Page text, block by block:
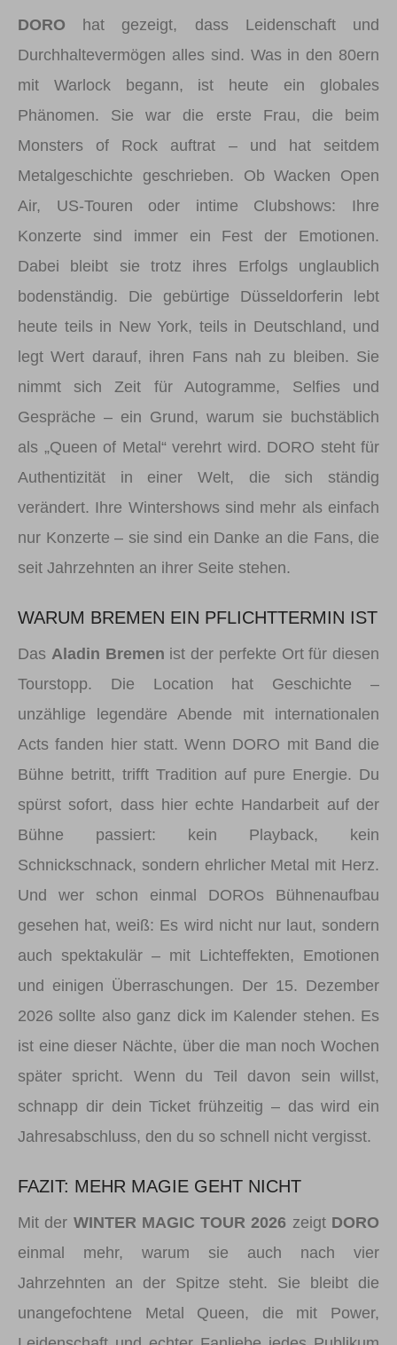
DORO hat gezeigt, dass Leidenschaft und
Durchhaltevermögen alles sind. Was in den 80ern
mit Warlock begann, ist heute ein globales
Phänomen. Sie war die erste Frau, die beim
Monsters of Rock auftrat – und hat seitdem
Metalgeschichte geschrieben. Ob Wacken Open
Air, US-Touren oder intime Clubshows: Ihre
Konzerte sind immer ein Fest der Emotionen.
Dabei bleibt sie trotz ihres Erfolgs unglaublich
bodenständig. Die gebürtige Düsseldorferin lebt
heute teils in New York, teils in Deutschland, und
legt Wert darauf, ihren Fans nah zu bleiben. Sie
nimmt sich Zeit für Autogramme, Selfies und
Gespräche – ein Grund, warum sie buchstäblich
als „Queen of Metal“ verehrt wird. DORO steht für
Authentizität in einer Welt, die sich ständig
verändert. Ihre Wintershows sind mehr als einfach
nur Konzerte – sie sind ein Danke an die Fans, die
seit Jahrzehnten an ihrer Seite stehen.
WARUM BREMEN EIN PFLICHTTERMIN IST
Das Aladin Bremen ist der perfekte Ort für diesen
Tourstopp. Die Location hat Geschichte –
unzählige legendäre Abende mit internationalen
Acts fanden hier statt. Wenn DORO mit Band die
Bühne betritt, trifft Tradition auf pure Energie. Du
spürst sofort, dass hier echte Handarbeit auf der
Bühne passiert: kein Playback, kein
Schnickschnack, sondern ehrlicher Metal mit Herz.
Und wer schon einmal DOROs Bühnenaufbau
gesehen hat, weiß: Es wird nicht nur laut, sondern
auch spektakulär – mit Lichteffekten, Emotionen
und einigen Überraschungen. Der 15. Dezember
2026 sollte also ganz dick im Kalender stehen. Es
ist eine dieser Nächte, über die man noch Wochen
später spricht. Wenn du Teil davon sein willst,
schnapp dir dein Ticket frühzeitig – das wird ein
Jahresabschluss, den du so schnell nicht vergisst.
FAZIT: MEHR MAGIE GEHT NICHT
Mit der WINTER MAGIC TOUR 2026 zeigt DORO
einmal mehr, warum sie auch nach vier
Jahrzehnten an der Spitze steht. Sie bleibt die
unangefochtene Metal Queen, die mit Power,